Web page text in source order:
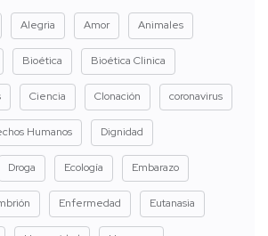
Alegria Amor Animales
Bioética Bioética Clinica
Ciencia Clonación coronavirus
Humanos Dignidad
Droga Ecología Embarazo
Enfermedad Eutanasia